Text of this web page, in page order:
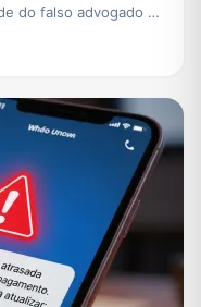
do falso advogado e